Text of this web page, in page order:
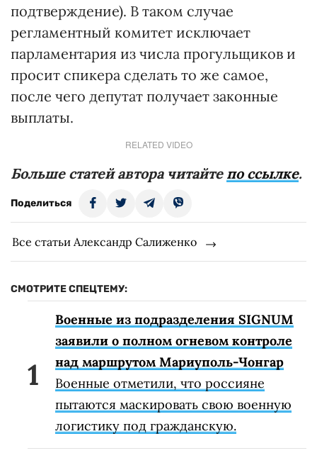
подтверждение). В таком случае
регламентный комитет исключает
парламентария из числа прогульщиков и
просит спикера сделать то же самое,
после чего депутат получает законные
выплаты.
RELATED VIDEO
Больше статей автора читайте по ссылке.
Поделиться
Все статьи Александр Салиженко
СМОТРИТЕ СПЕЦТЕМУ:
Военные из подразделения SIGNUM
заявили о полном огневом контроле
над маршрутом Мариуполь-Чонгар
Военные отметили, что россияне
пытаются маскировать свою военную
логистику под гражданскую.